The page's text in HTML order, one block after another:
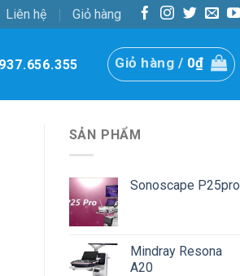
Liên hệ Giỏ hàng
Giỏ hàng / 0₫
SẢN PHẨM
Sonoscape P25pro
Mindray Resona
A20